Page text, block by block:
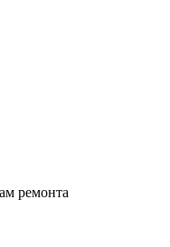
ремонта